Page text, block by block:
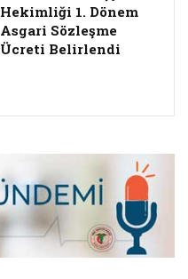
Hekimliği 1. Dönem
Asgari Sözleşme
Ücreti Belirlendi